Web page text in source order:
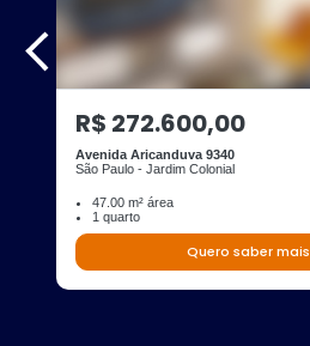
R$ 272.600,00
Avenida Aricanduva 9340
São Paulo - Jardim Colonial
47.00 m² área
1 quarto
Quero saber mais